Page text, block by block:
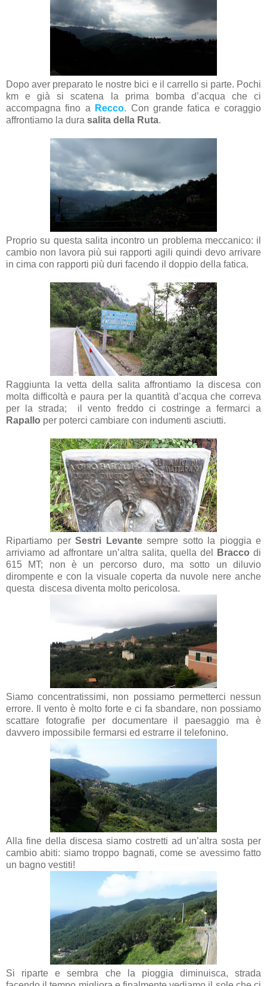
Dopo aver preparato le nostre bici e il carrello si parte. Pochi
km e già si scatena la prima bomba d’acqua che ci
accompagna fino a
Recco. Con grande fatica e coraggio
affrontiamo la dura salita della Ruta.
Proprio su questa salita incontro un problema meccanico: il
cambio non lavora più sui rapporti agili quindi devo arrivare
in cima con rapporti più duri facendo il doppio della fatica.
Raggiunta la vetta della salita affrontiamo la discesa con
molta difficoltà e paura per la quantità d’acqua che correva
per la strada; il vento freddo ci costringe a fermarci a
Rapallo per poterci cambiare con indumenti asciutti.
Ripartiamo per Sestri Levantesempre sotto la pioggia e
arriviamo ad affrontare un’altra salita, quella del
Bracco di
615 MT; non è un percorso duro, ma sotto un diluvio
dirompente e con la visuale coperta da nuvole nere anche
questa discesa diventa molto pericolosa.
Siamo concentratissimi, non possiamo permetterci nessun
errore. Il vento è molto forte e ci fa sbandare, non possiamo
scattare fotografie per documentare il paesaggio ma è
davvero impossibile fermarsi ed estrarre il telefonino.
Alla fine della discesa siamo costretti ad un’altra sosta per
cambio abiti: siamo troppo bagnati, come se avessimo fatto
un bagno vestiti!
Si riparte e sembra che la pioggia diminuisca, strada